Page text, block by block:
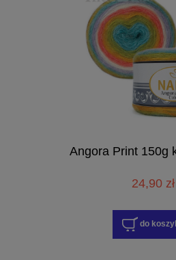
Angora Print 150g
24,90 zł
do